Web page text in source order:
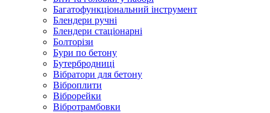
Багатофункціональний інструмент
Блендери ручні
Блендери стаціонарні
Болторізи
Бури по бетону
Бутербродниці
Вібратори для бетону
Віброплити
Віброрейки
Вібротрамбовки